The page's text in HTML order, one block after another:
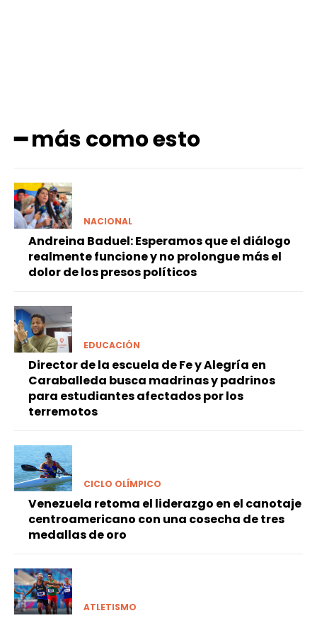
━ más como esto
NACIONAL
Andreina Baduel: Esperamos que el diálogo
realmente funcione y no prolongue más el
dolor de los presos políticos
EDUCACIÓN
Director de la escuela de Fe y Alegría en
Caraballeda busca madrinas y padrinos
para estudiantes afectados por los
terremotos
CICLO OLÍMPICO
Venezuela retoma el liderazgo en el canotaje
centroamericano con una cosecha de tres
medallas de oro
ATLETISMO